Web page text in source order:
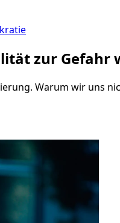
zur Gefahr
Warum wir uns